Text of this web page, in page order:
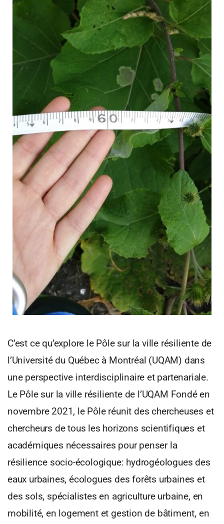
C’est ce qu’explore le Pôle sur la ville résiliente de
l’Université du Québec à Montréal (UQAM) dans
une perspective interdisciplinaire et partenariale.
Le Pôle sur la ville résiliente de l’UQAM Fondé en
novembre 2021, le Pôle réunit des chercheuses et
chercheurs de tous les horizons scientifiques et
académiques nécessaires pour penser la
résilience socio-écologique: hydrogéologues des
eaux urbaines, écologues des forêts urbaines et
des sols, spécialistes en agriculture urbaine, en
mobilité, en logement et gestion de bâtiment, en